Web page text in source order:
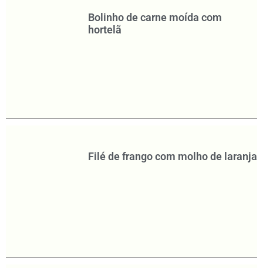
Bolinho de carne moída com
hortelã
Filé de frango com molho de laranja